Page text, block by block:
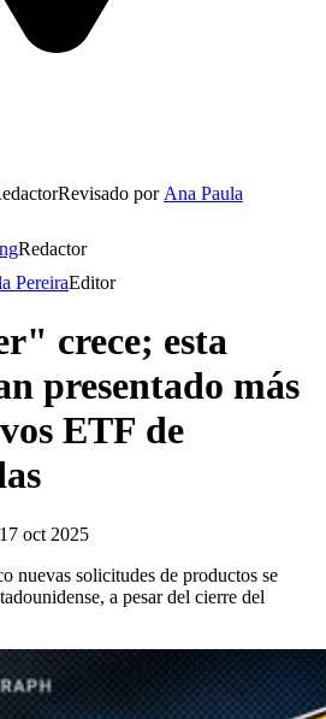
Revisado por Ana Paula
Redactor
PereiraEditor
crece; esta
presentado más
ETF de
17 oct 2025
nuevas solicitudes de productos se
a pesar del cierre del